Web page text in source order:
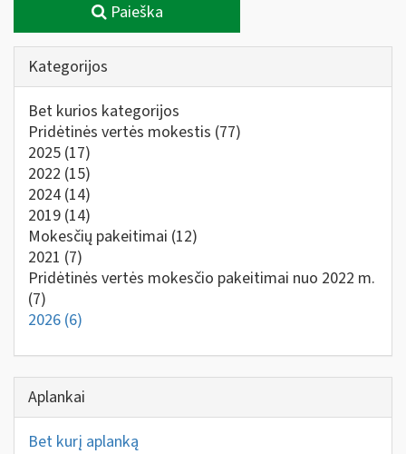
Paieška
Kategorijos
Bet kurios kategorijos
Pridėtinės vertės mokestis (77)
2025 (17)
2022 (15)
2024 (14)
2019 (14)
Mokesčių pakeitimai (12)
2021 (7)
Pridėtinės vertės mokesčio pakeitimai nuo 2022 m.
(7)
2026 (6)
Aplankai
Bet kurį aplanką